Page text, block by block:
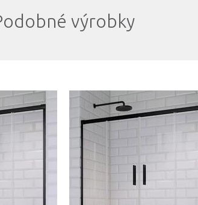
výrobky